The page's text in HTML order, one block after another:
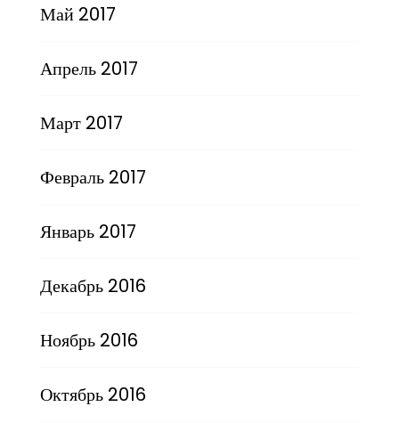
Май 2017
Апрель 2017
Март 2017
Февраль 2017
Январь 2017
Декабрь 2016
Ноябрь 2016
Октябрь 2016